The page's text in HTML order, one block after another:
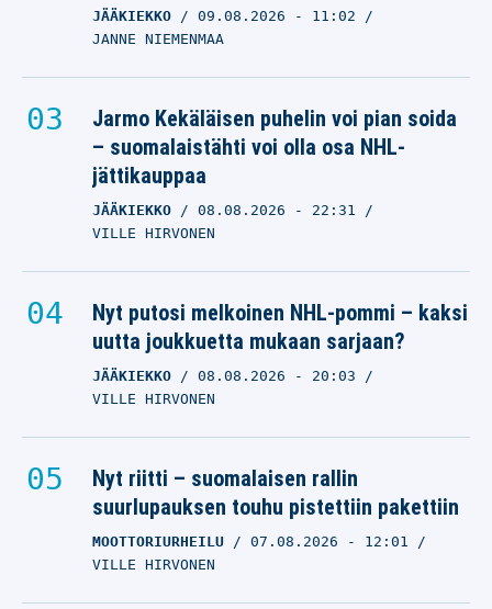
JÄÄKIEKKO 09.08.2026 - 11:02
JANNE NIEMENMAA
Jarmo Kekäläisen puhelin voi pian soida
– suomalaistähti voi olla osa NHL-
jättikauppaa
JÄÄKIEKKO 08.08.2026 - 22:31
VILLE HIRVONEN
Nyt putosi melkoinen NHL-pommi – kaksi
uutta joukkuetta mukaan sarjaan?
JÄÄKIEKKO 08.08.2026 - 20:03
VILLE HIRVONEN
Nyt riitti – suomalaisen rallin
suurlupauksen touhu pistettiin pakettiin
MOOTTORIURHEILU 07.08.2026 - 12:01
VILLE HIRVONEN